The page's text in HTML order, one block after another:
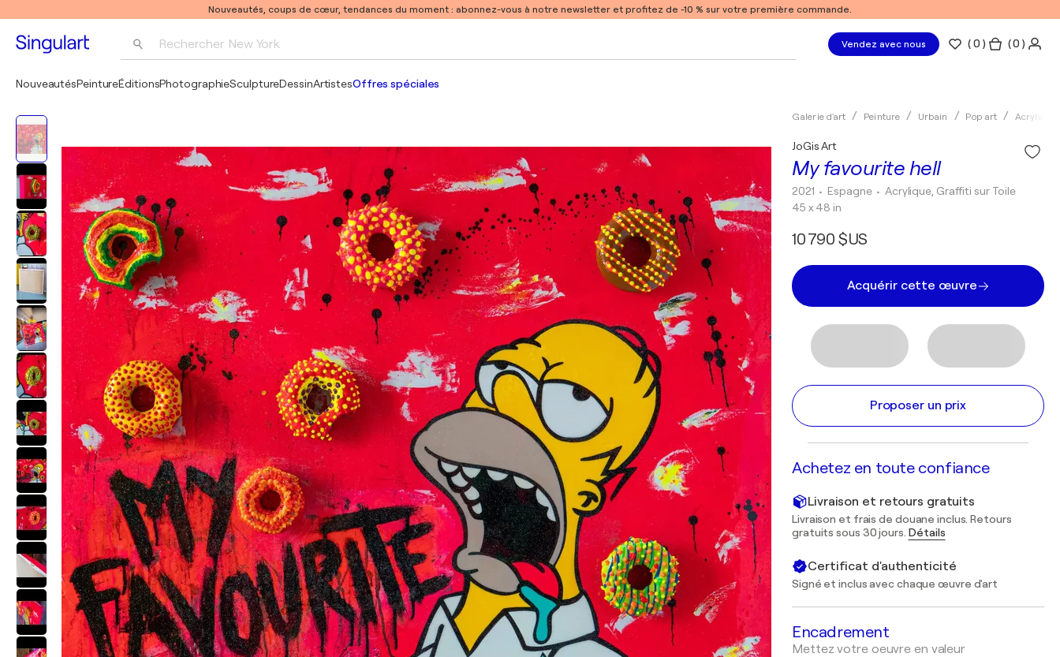
Nouveautés, coups de cœur, tendances du moment : abonnez-vous à notre newsletter et profitez de -10 % sur votre première commande.
Rechercher New York Vendez avec nous (0 ) ( 0 )
NouveautésPeintureÉditionsPhotographieSculptureDessinArtistesOffres spéciales
Galerie d'art Peinture Urbain Pop art Acrylique
My favourite hell
JoGis Art
2021 • Espagne • Acrylique, Graffiti sur Toile
45 x 48 in
10 790 $US
Acquérir cette œuvre
Proposer un prix
Achetez en toute confiance
Livraison et retours gratuits
Livraison et frais de douane inclus. Retours
gratuits sous 30 jours. Détails
Certificat d'authenticité
Signé et inclus avec chaque œuvre d'art
Encadrement
Mettez votre oeuvre en valeur